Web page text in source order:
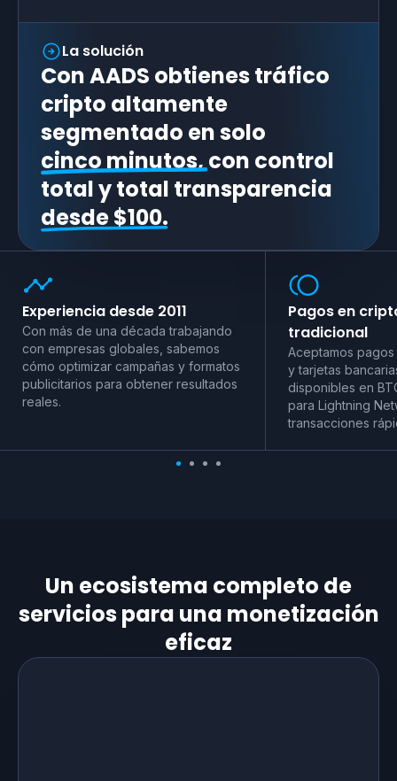
La solución
Con AADS obtienes tráfico
cripto altamente
segmentado en solo
cinco minutos,con control
total y total transparencia
desde $100.
Experiencia desde 2011
Con más de una década trabajando
con empresas globales, sabemos
cómo optimizar campañas y formatos
publicitarios para obtener resultados
reales.
Pagos en
tradicional
Aceptamos
y tarjetas
disponibles en
para Lightning
transacciones
Un ecosistema completo de
servicios para una monetización
eficaz